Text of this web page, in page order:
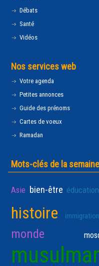
Débats
Santé
Vidéos
Nos services web
Votre agenda
Petites annonces
Guide des prénoms
Cartes de voeux
Ramadan
Mots-clés de la semaine
Asie bien-être éducation
histoire immigration
monde